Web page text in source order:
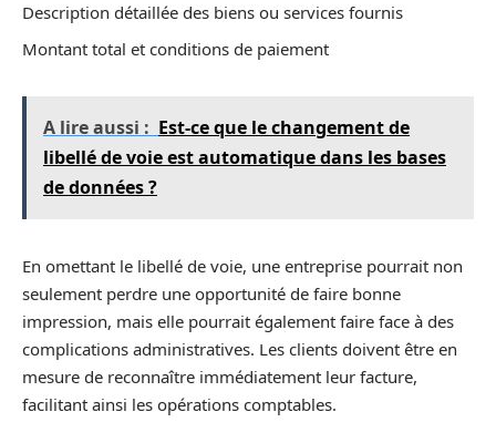
Description détaillée des biens ou services fournis
Montant total et conditions de paiement
A lire aussi : Est-ce que le changement de
libellé de voie est automatique dans les bases
de données ?
En omettant le libellé de voie, une entreprise pourrait non
seulement perdre une opportunité de faire bonne
impression, mais elle pourrait également faire face à des
complications administratives. Les clients doivent être en
mesure de reconnaître immédiatement leur facture,
facilitant ainsi les opérations comptables.